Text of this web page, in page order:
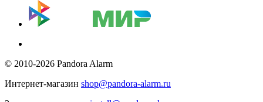
© 2010-2026 Pandora Alarm
Интернет-магазин shop@pandora-alarm.ru